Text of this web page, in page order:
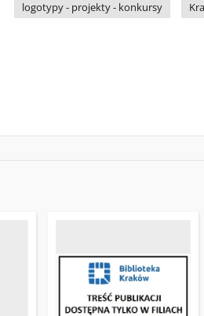
logotypy - projekty - konkursy